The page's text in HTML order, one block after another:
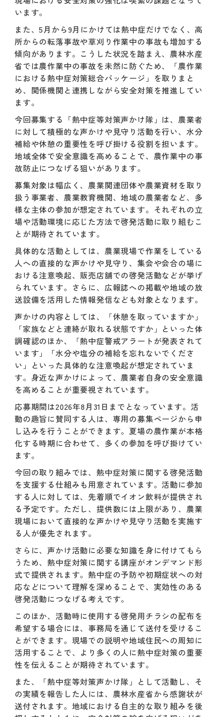
います。
また、5月から9月にかけては熱中症だけでなく、高
所からの転落事故や草刈り作業中の事故も増加する
傾向があります。こうした状況を踏まえ、農林水産
省では農作業中の事故を未然に防ぐため、「農作業
における熱中症対策総合パッケージ」を取りまと
め、関係機関と連携しながら安全対策を推進してい
ます。
今回募集する「熱中症等対策声かけ隊」は、農業者
に対して積極的な声かけや見守り活動を行い、水分
補給や休憩の重要性を呼び掛ける役割を担います。
地域全体で安全意識を高めることで、農作業中の事
故防止につなげる狙いがあります。
募集対象は幅広く、農業関連団体や農業資材を取り
扱う事業者、農業教育機関、地域の農業者など、多
様な主体の参加が想定されています。それぞれの立
場や活動環境に応じた方法で啓発活動に取り組むこ
とが期待されています。
具体的な活動としては、農業現場で作業をしている
人への直接的な声かけや見守り、集会や会合の場に
おける注意喚起、販売店舗での啓発活動などが挙げ
られています。さらに、広報誌への掲載や地域の放
送設備を活用した情報発信なども対象となります。
声かけの内容としては、「休憩を取っていますか」
「家族などと連絡が取れる状態ですか」といった体
調確認のほか、「熱中症警戒アラートが発表されて
います」「水分や塩分の補給を忘れないでくださ
い」といった具体的な注意喚起が想定されていま
す。身近な声かけによって、農業者自身の安全意識
を高めることが重要視されています。
応募期間は2026年8月31日までとなっています。活
動の趣旨に賛同する人は、専用の募集ページから申
し込みを行うことができます。夏場の農作業が本格
化する時期に合わせて、多くの参加を呼び掛けてい
ます。
今回の取り組みでは、熱中症対策に関する啓発活動
を支援する仕組みも用意されています。活動に参加
する人に対しては、先着順でイオン飲料が提供され
る予定です。ただし、提供数には上限があり、農業
現場において直接的な声かけや見守り活動を実施す
る人が優先されます。
さらに、声かけ活動に必要な知識を身に付けてもら
うため、熱中症対策に関する講座がオンデマンド形
式で提供されます。熱中症の予防や初期症状への対
応などについて理解を深めることで、実効性のある
啓発活動につなげる考えです。
このほか、活動時に使用する啓発用チラシの配布を
希望する場合には、事務局を通じて送付を受けるこ
とができます。現場での説明や地域住民への周知に
活用することで、より多くの人に熱中症対策の重要
性を伝えることが期待されています。
また、「熱中症等対策声かけ隊」として活動し、そ
の実績を報告した人には、農林水産省から感謝状が
送付されます。地域における自主的な取り組みを後